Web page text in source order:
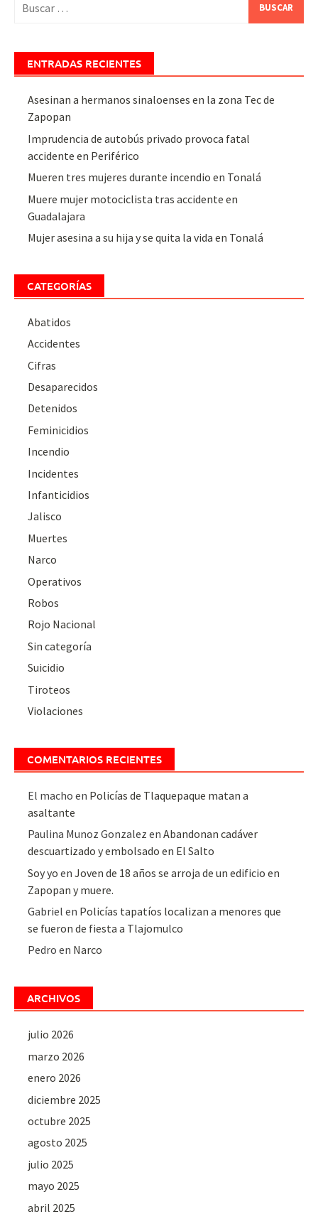
ENTRADAS RECIENTES
Asesinan a hermanos sinaloenses en la zona Tec de
Zapopan
Imprudencia de autobús privado provoca fatal
accidente en Periférico
Mueren tres mujeres durante incendio en Tonalá
Muere mujer motociclista tras accidente en
Guadalajara
Mujer asesina a su hija y se quita la vida en Tonalá
CATEGORÍAS
Abatidos
Accidentes
Cifras
Desaparecidos
Detenidos
Feminicidios
Incendio
Incidentes
Infanticidios
Jalisco
Muertes
Narco
Operativos
Robos
Rojo Nacional
Sin categoría
Suicidio
Tiroteos
Violaciones
COMENTARIOS RECIENTES
El macho en Policías de Tlaquepaque matan a
asaltante
Paulina Munoz Gonzalez enAbandonan cadáver
descuartizado y embolsado en El Salto
Soy yo enJoven de 18 años se arroja de un edificio en
Zapopan y muere.
Gabriel en Policías tapatíos localizan a menores que
se fueron de fiesta a Tlajomulco
Pedro en Narco
ARCHIVOS
julio 2026
marzo 2026
enero 2026
diciembre 2025
octubre 2025
agosto 2025
julio 2025
mayo 2025
abril 2025